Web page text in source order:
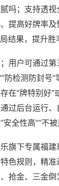
吗；支持透
提高好牌率及
结果，提升胜
用户可通过第
防检测防封号
在“牌特别好”
过后台运行
全性高”“不被
旗下专属福
色规则，精
抢金、三金